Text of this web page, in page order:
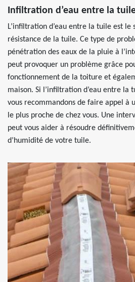
Infiltration d’eau entre la
L’infiltration d’eau entre la tuile est le
résistance de la tuile. Ce type de
pénétration des eaux de la pluie à
peut provoquer un problème grâce
fonctionnement de la toiture et
maison. Si l’infiltration d’eau entre la
vous recommandons de faire appel à
le plus proche de chez vous. Une
peut vous aider à résoudre
d’humidité de votre tuile.